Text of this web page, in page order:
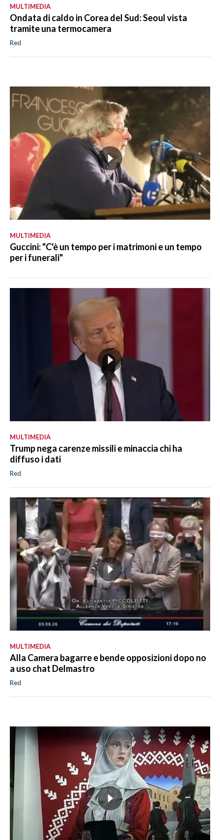
MULTIMEDIA
Ondata di caldo in Corea del Sud: Seoul vista
tramite una termocamera
Red
MULTIMEDIA
Guccini: "C'è un tempo per i matrimoni e un tempo
per i funerali"
MULTIMEDIA
Trump nega carenze missili e minaccia chi ha
diffuso i dati
Red
MULTIMEDIA
Alla Camera bagarre e bende opposizioni dopo no
a uso chat Delmastro
Red